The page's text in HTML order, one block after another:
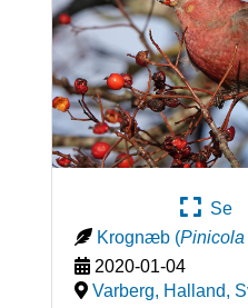
Se
Krognæb (Pinicola
2020-01-04
Varberg, Halland,